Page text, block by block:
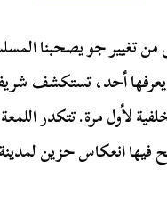
من تغيير جو يصحبنا
يعرفها أحد، تستكشف
لأول مرة. تتكدر
انعكاس حزين لمدينة